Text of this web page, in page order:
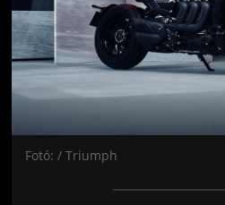
Fotó: / Triumph